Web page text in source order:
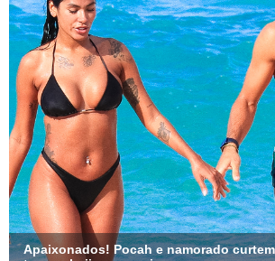
Apaixonados! Pocah e namorado